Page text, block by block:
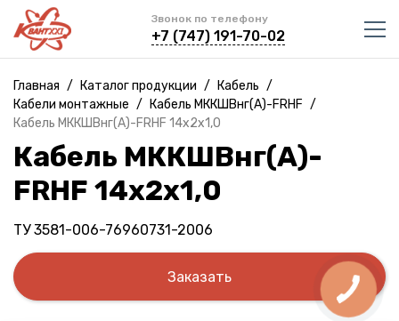
Звонок по телефону
+7 (747) 191-70-02
Главная / Каталог продукции / Кабель /
Кабели монтажные / Кабель МККШВнг(A)-FRHF /
Кабель МККШВнг(A)-FRHF 14х2х1,0
Кабель МККШВнг(A)-
FRHF 14х2х1,0
ТУ 3581-006-76960731-2006
Заказать